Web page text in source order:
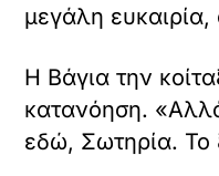
μεγάλη
Η Βάγια την
κατανόηση.
εδώ, Σωτηρία. Το